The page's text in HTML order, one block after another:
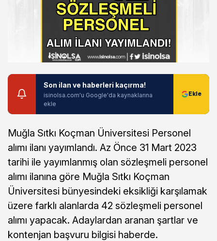
Son ilan ve haberleri kaçırma!
isinolsa.com'u Google'da kaynaklarına
ekle
Muğla Sıtkı Koçman Üniversitesi Personel
alımı ilanı yayımlandı. Az Önce 31 Mart 2023
tarihi ile yayımlanmış olan sözleşmeli personel
alımı ilanına göre Muğla Sıtkı Koçman
Üniversitesi bünyesindeki eksikliği karşılamak
üzere farklı alanlarda 42 sözleşmeli personel
alımı yapacak. Adaylardan aranan şartlar ve
kontenjan başvuru bilgisi haberde.